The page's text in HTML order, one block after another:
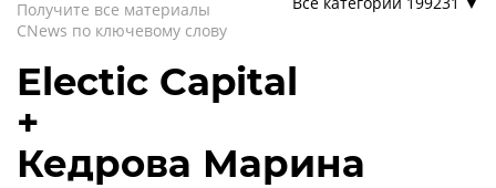
Получите все материалы
CNews по ключевому слову
Electic Capital
+
Кедрова Марина